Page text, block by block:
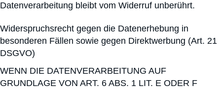
Datenverarbeitung bleibt vom Widerruf unberührt.
Widerspruchsrecht gegen die Datenerhebung in
besonderen Fällen sowie gegen Direktwerbung (Art. 21
DSGVO)
WENN DIE DATENVERARBEITUNG AUF
GRUNDLAGE VON ART. 6 ABS. 1 LIT. E ODER F